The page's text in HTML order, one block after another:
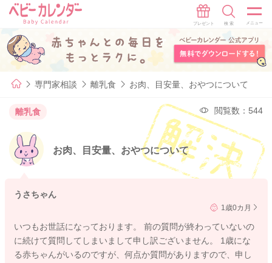
専門家相談 離乳食 お肉、目安量、おやつについて
離乳食 閲覧数：544
お肉、目安量、おやつについて
うさちゃん
1歳0カ月
いつもお世話になっております。 前の質問が終わっていないの
に続けて質問してしまいまして申し訳ございません。 1歳にな
る赤ちゃんがいるのですが、何点か質問がありますので、申し